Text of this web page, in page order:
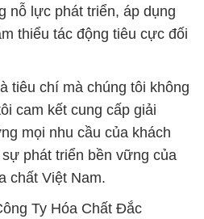
nỗ lực phát triển, áp dụng
thiểu tác động tiêu cực đối
tiêu chí mà chúng tôi không
cam kết cung cấp giải
mọi nhu cầu của khách
phát triển bền vững của
chất Việt Nam.
Ty Hóa Chất Đắc